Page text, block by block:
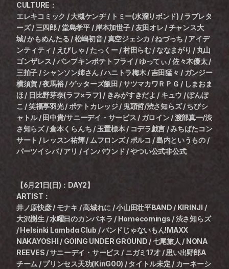
CULTURE：
エレキコミック / 大槻ケンヂ / トミー(水溜りボンド) / ラブレタ
ーズ / 三四郎 / 堂島孝平 / 岸本加世子 / 友田オレ / チャンス大
城/ かもめんたる / 松嶋初音 / 真空ジェシカ / ねづっち / アイデ
ンティティ / えびしゃ / たっくー / 村田らむ / ななまがり / 丸山
ゴンザレス / パンプキンポテトフライ / ゆってぃ / 佐々木優太 /
三拍子 / シャンソン姉さん / ハニトラ梅木 / 吉田猛々 / ガンジー
横須賀 / 夜馬裕 / ゲッターズ飯田 / サツマカワＲＰＧ / しまおま
ほ / 日比野芽奈(ラフ×ラフ) / きみがすきだよ / キュウ / ぽんぽ
こ / 笑福亭羽光 / ポテトカレッジ / 鬼頭哲/渋さ知らズ / ちびシ
ャトル / 田中貴/サニーデイ・サービス / ガロイン / 渡部真一/渋
さ知らズ / 倉本くらんち / 玉置標本 / コデラ戯言 / みちばたコン
サート / レッスン祐輝 / ムフロンズ / ポルコ / 島内というもの /
パーツイシバ / アリ / インバウンド / やつい公式非公式
【6月21日(日)：DAY2】
ARTIST：
井ノ原快彦 / モナキ / 高城れに / 小山田壮平BAND / KIRINJI /
大沢樹生 / 水曜日のカンパネラ / Homecomings / 渋さ知らズ
/ Helsinki Lambda Club / バンドじゃないもん!MAXX
NAKAYOSHI / GOING UNDER GROUND / 七尾旅人 / NONA
REEVES / サニーデイ・サービス / ニガミ17才 / 思い出野郎A
チーム / プリンセス天功(KinG00) / タイトル未定 / カーネーシ